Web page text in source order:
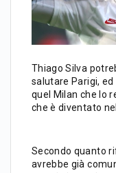
Thiago Silva
salutare Parigi,
quel Milan che lo
che è diventato
Secondo quanto
avrebbe già